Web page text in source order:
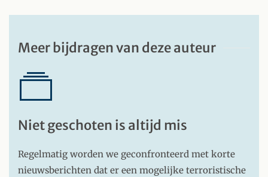
Meer bijdragen van deze auteur
Niet geschoten is altijd mis
Regelmatig worden we geconfronteerd met korte
nieuwsberichten dat er een mogelijke terroristische